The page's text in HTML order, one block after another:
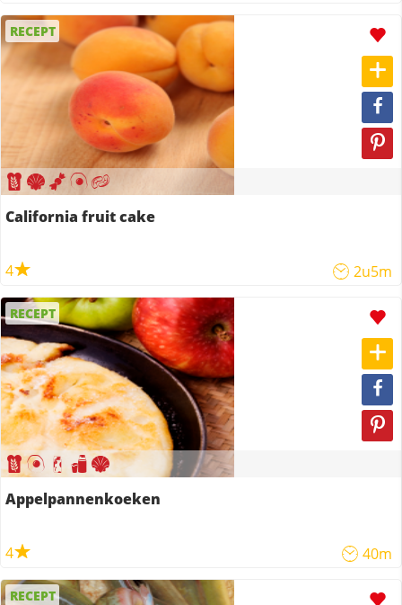
RECEPT
California fruit cake
4 2u5m
RECEPT
Appelpannenkoeken
4 40m
RECEPT